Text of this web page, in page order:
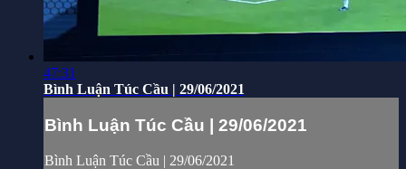
47:31
Bình Luận Túc Cầu | 29/06/2021
Bình Luận Túc Cầu | 29/06/2021
Bình Luận Túc Cầu | 29/06/2021